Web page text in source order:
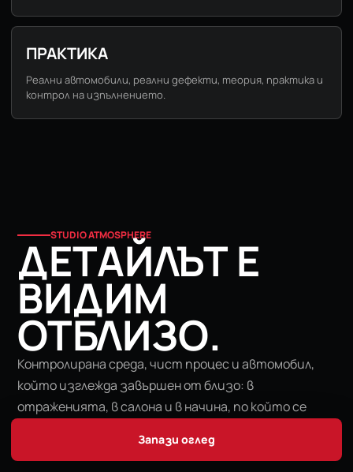
ПРАКТИКА
Реални автомобили, реални дефекти, теория, практика и
контрол на изпълнението.
STUDIO ATMOSPHERE
ДЕТАЙЛЪТ Е
ВИДИМ
ОТБЛИЗО.
Контролирана среда, чист процес и автомобил,
който изглежда завършен от близо: в
отраженията, в салона и в начина, по който се
Запази оглед